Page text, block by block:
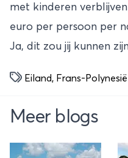
met kinderen
euro per persoon per
Ja, dit zou jij kunnen
Eiland, Frans-Polynesië
Meer blogs